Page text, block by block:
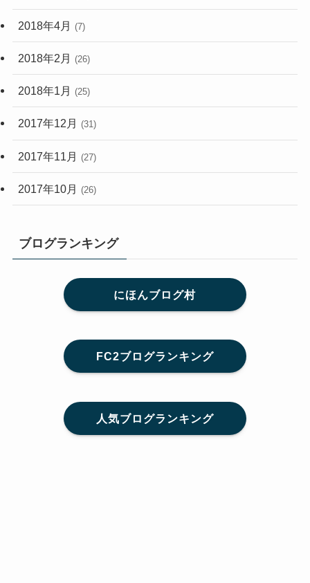
2018年4月 (7)
2018年2月 (26)
2018年1月 (25)
2017年12月 (31)
2017年11月 (27)
2017年10月 (26)
ブログランキング
にほんブログ村
FC2ブログランキング
人気ブログランキング